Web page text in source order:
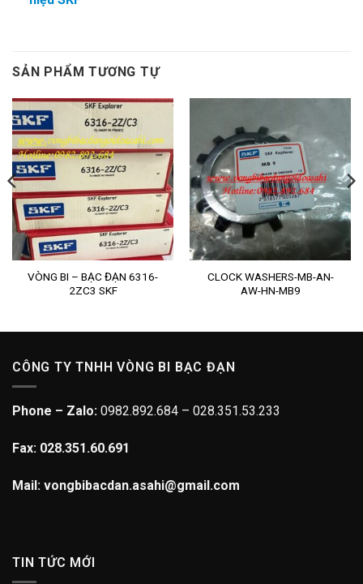
SẢN PHẨM TƯƠNG TỰ
VÒNG BI – BẠC ĐẠN 6316-
2ZC3 SKF
CLOCK WASHERS-MB-AN-
AW-HN-MB9
CÔNG TY TNHH VÒNG BI BẠC ĐẠN
Phone – Zalo: 0982.892.684 – 028.351.53.233
Fax: 028.351.60.691
Mail: vongbibacdan.asahi@gmail.com
TIN TỨC MỚI